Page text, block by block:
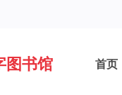
图书馆 首页